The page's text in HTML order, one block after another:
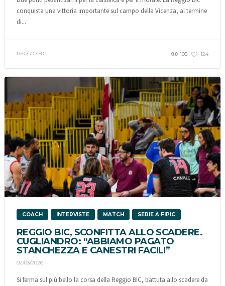
conquista una vittoria importante sul campo della Vicenza, al termine
di...
REGGIO BIC 105 124
COACH INTERVISTE MATCH SERIE A FIPIC
REGGIO BIC, SCONFITTA ALLO SCADERE.
CUGLIANDRO: “ABBIAMO PAGATO
STANCHEZZA E CANESTRI FACILI”
02/03/2026
Si ferma sul più bello la corsa della Reggio BIC, battuta allo scadere da